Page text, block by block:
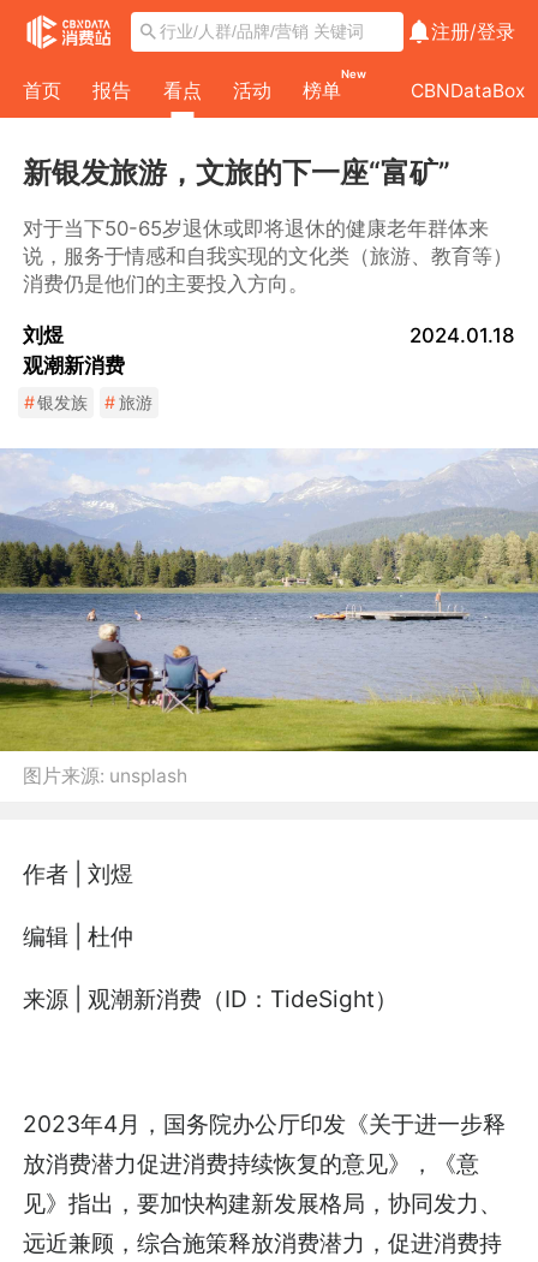
注册/登录
首页 报告 看点 活动 榜单
New
CBNDataBox
新银发旅游，文旅的下一座“富矿”
对于当下50-65岁退休或即将退休的健康老年群体来
说，服务于情感和自我实现的文化类（旅游、教育等）
消费仍是他们的主要投入方向。
刘煜
观潮新消费
2024.01.18
#银发族 #旅游
图片来源: unsplash
作者 | 刘煜
编辑 | 杜仲
来源 | 观潮新消费（ID：TideSight）
2023年4月，国务院办公厅印发《关于进一步释
放消费潜力促进消费持续恢复的意见》，《意
见》指出，要加快构建新发展格局，协同发力、
远近兼顾，综合施策释放消费潜力，促进消费持